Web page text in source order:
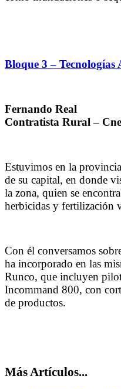
Bloque 3 –
Fernando Real
Contratista Rural –
Estuvimos en la
de su capital, en donde
la zona, quien se
herbicidas y fertilización
Con él conversamos
ha incorporado en las
Runco, que incluyen
Incommand 800, con
de productos.
Más Artículos...